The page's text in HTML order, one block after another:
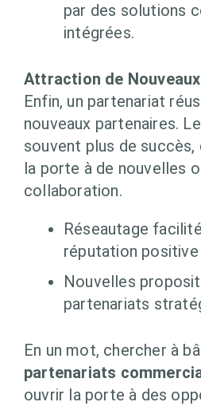
par des solutions
intégrées.
Attraction de
Enfin, un partenariat
nouveaux partenaires.
souvent plus de
la porte à de nouvelles
collaboration.
Réseautage
réputation positive
Nouvelles
partenariats
En un mot, chercher à
partenariats
ouvrir la porte à des